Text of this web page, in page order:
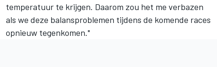
temperatuur te krijgen. Daarom zou het me verbazen
als we deze balansproblemen tijdens de komende races
opnieuw tegenkomen."